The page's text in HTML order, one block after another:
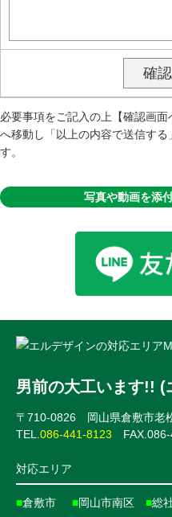
必要事項をご記入の上【確認画
へ移動し「以上の内容で送信す
す。
写真や動画を添
男前の大工います!! (
〒710-0826 岡山県倉敷市老
TEL.086-441-8123 FAX.086-
対応エリア
■倉敷市 ■岡山市南区 ■総